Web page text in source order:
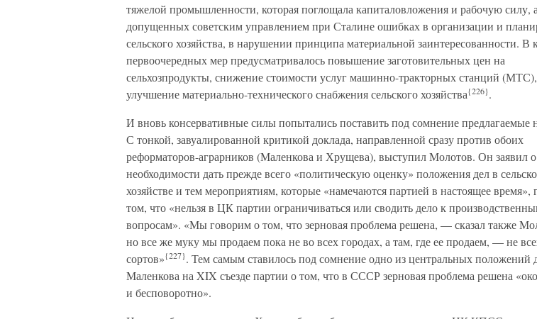
тяжелой промышленности, которая поглощала капиталовложения и рабочую силу,
допущенных советским управлением при Сталине ошибках в организации и
сельского хозяйства, в нарушении принципа материальной заинтересованности. В
первоочередных мер предусматривалось повышение заготовительных цен на
сельхозпродукты, снижение стоимости услуг машинно-тракторных станций (МТС),
улучшение материально-технического снабжения сельского хозяйства{226}.
И вновь консервативные силы попытались поставить под сомнение предлагаемые
С тонкой, завуалированной критикой доклада, направленной сразу против обоих
реформаторов-аграрников (Маленкова и Хрущева), выступил Молотов. Он заявил о
необходимости дать прежде всего «политическую оценку» положения дел в
хозяйстве и тем мероприятиям, которые «намечаются партией в настоящее время»,
том, что «нельзя в ЦК партии ограничиваться или сводить дело к
вопросам». «Мы говорим о том, что зерновая проблема решена, — сказал также
но все же муку мы продаем пока не во всех городах, а там, где ее продаем, — не
сортов»{227}. Тем самым ставилось под сомнение одно из центральных положений
Маленкова на XIX съезде партии о том, что в СССР зерновая проблема решена
и бесповоротно».